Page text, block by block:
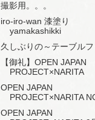
撮影用。。。
iro-iro-wan 漆塗り
yamakashikki
久しぶりの～テーブルフ
【御礼】OPEN JAPAN
PROJECT×NARITA
OPEN JAPAN
PROJECT×NARITA
OPEN JAPAN